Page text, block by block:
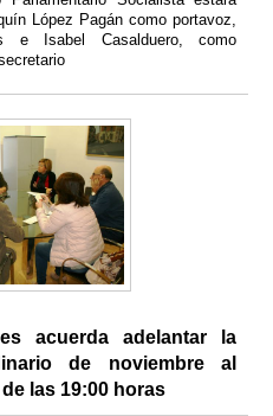
López Pagán como portavoz,
e Isabel Casalduero, como
acuerda adelantar la
de noviembre al
las 19:00 horas